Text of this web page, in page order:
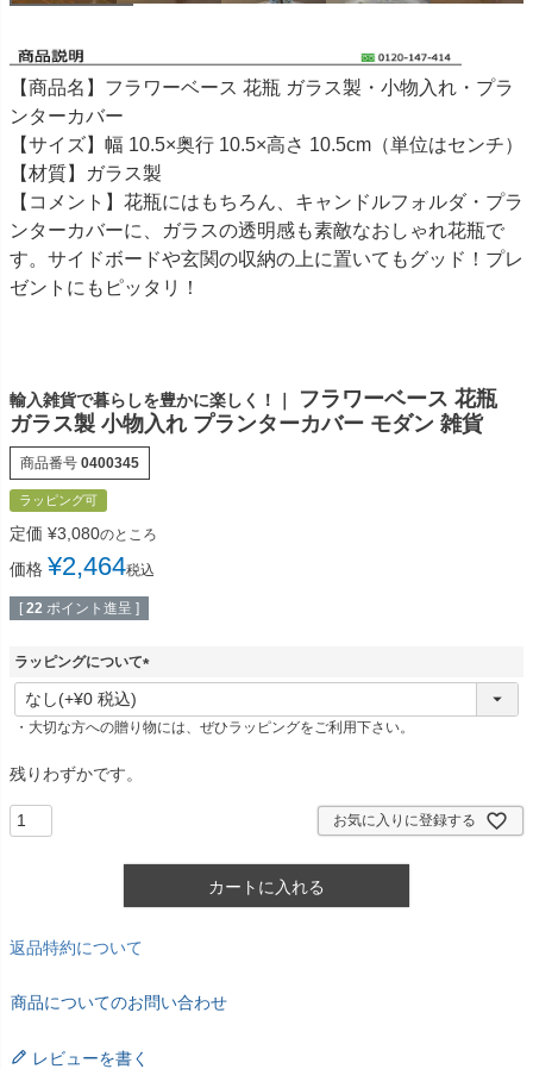
【商品名】フラワーベース 花瓶 ガラス製・小物入れ・プラ
ンターカバー
【サイズ】幅 10.5×奥行 10.5×高さ 10.5cm（単位はセンチ）
【材質】ガラス製
【コメント】花瓶にはもちろん、キャンドルフォルダ・プラ
ンターカバーに、ガラスの透明感も素敵なおしゃれ花瓶で
す。サイドボードや玄関の収納の上に置いてもグッド！プレ
ゼントにもピッタリ！
輸入雑貨で暮らしを豊かに楽しく！｜
フラワーベース 花瓶
ガラス製 小物入れ プランターカバー モダン 雑貨
商品番号 0400345
ラッピング可
定価 ¥3,080のところ
価格 ¥2,464税込
[ 22 ポイント進呈 ]
ラッピングについて
(
須
・大切な方への贈り物には、ぜひラッピングをご利用下さい。
残りわずかです。
お気に入りに登録する
カートに入れる
返品特約について
商品についてのお問い合わせ
レビューを書く